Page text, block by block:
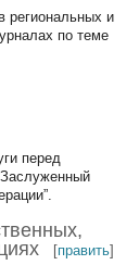
региональных и
по теме
перед
[править]